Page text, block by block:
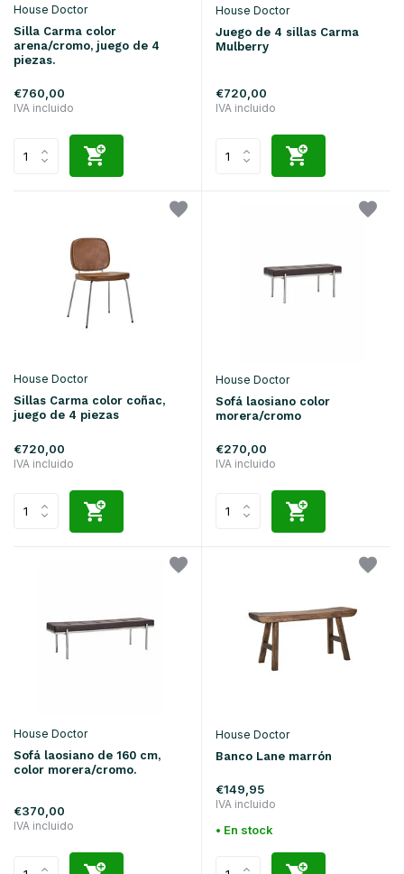
House Doctor
Silla Carma color
arena/cromo, juego de 4
piezas.
€760,00
IVA incluido
House Doctor
Juego de 4 sillas Carma
Mulberry
€720,00
IVA incluido
House Doctor
Sillas Carma color coñac,
juego de 4 piezas
€720,00
IVA incluido
House Doctor
Sofá laosiano color
morera/cromo
€270,00
IVA incluido
House Doctor
Sofá laosiano de 160 cm,
color morera/cromo.
€370,00
IVA incluido
House Doctor
Banco Lane marrón
€149,95
IVA incluido
• En stock